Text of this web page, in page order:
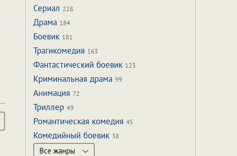
Сериал 228
Драма 184
Боевик 181
Трагикомедия 163
Фантастический боевик 123
Криминальная драма 99
Анимация 72
Триллер 49
Романтическая комедия 45
Комедийный боевик 38
Все жанры